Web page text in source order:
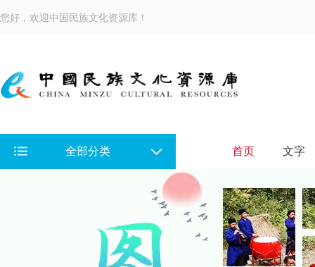
您好，欢迎中国民族文化资源库！
全部分类 首页 文字